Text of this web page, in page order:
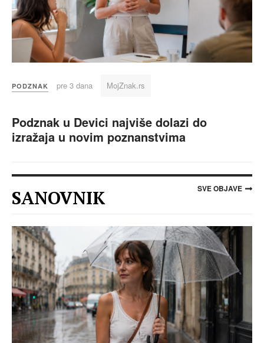
PODZNAK pre 3 dana MojZnak.rs
Podznak u Devici najviše dolazi do
izražaja u novim poznanstvima
SANOVNIK SVE OBJAVE